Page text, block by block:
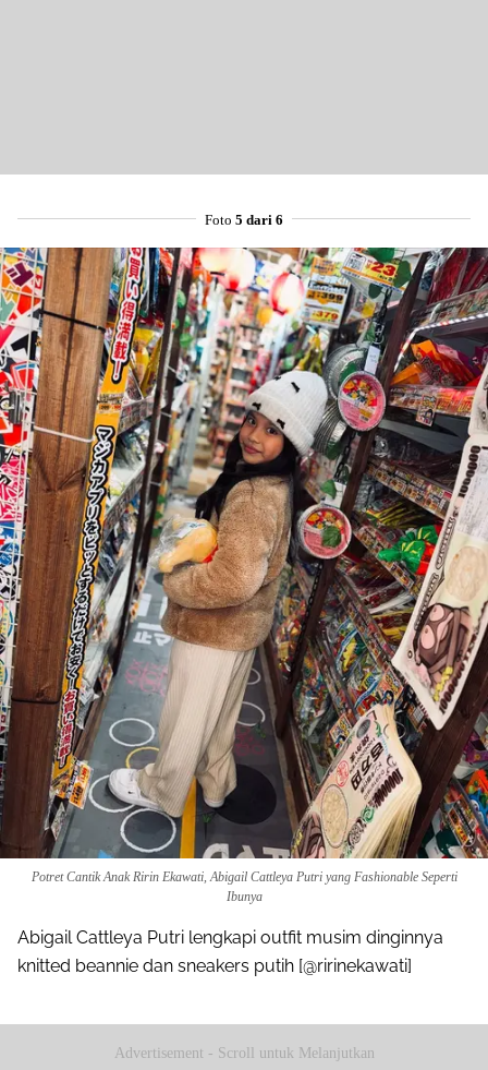
Foto 5 dari 6
Potret Cantik Anak Ririn Ekawati, Abigail Cattleya Putri yang Fashionable Seperti
Ibunya
Abigail Cattleya Putri lengkapi outfit musim dinginnya
knitted beannie dan sneakers putih [@ririnekawati]
Advertisement - Scroll untuk Melanjutkan
Share to others
Pinterest
Mail